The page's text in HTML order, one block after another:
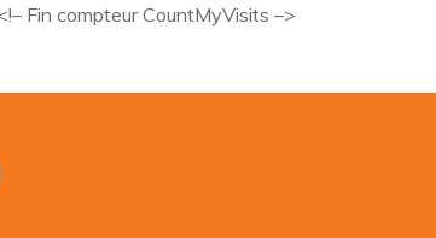
Fin compteur CountMyVisits –>